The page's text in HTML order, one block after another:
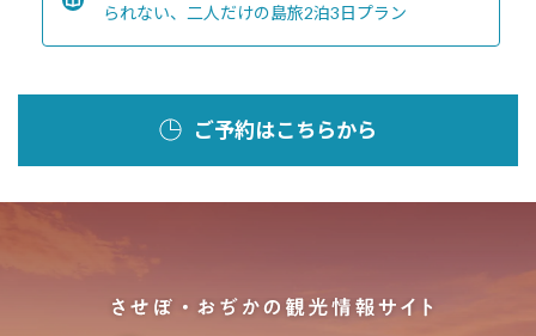
られない、二人だけの島旅2泊3日プラン
ご予約はこちらから